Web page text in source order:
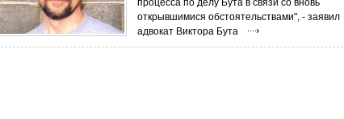
процесса по делу Бута в связи со вновь
открывшимися обстоятельствами", - заявил
адвокат Виктора Бута